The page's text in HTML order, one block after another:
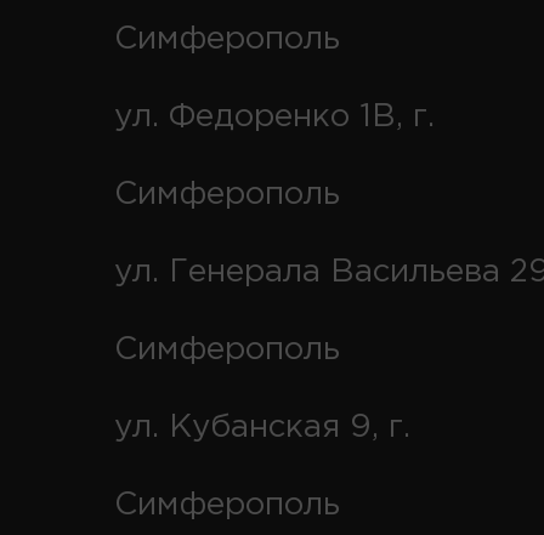
Симферополь
ул. Федоренко 1В, г.
Симферополь
ул. Генерала Васильева
Симферополь
ул. Кубанская 9, г.
Симферополь